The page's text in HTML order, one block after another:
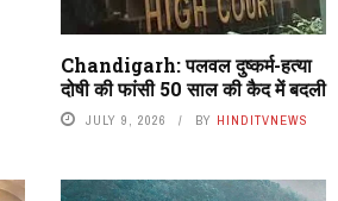
Chandigarh: पलवल दुष्कर्म-हत्या
दोषी की फांसी 50 साल की कैद में बदली
JULY 9, 2026 BY HINDITVNEWS